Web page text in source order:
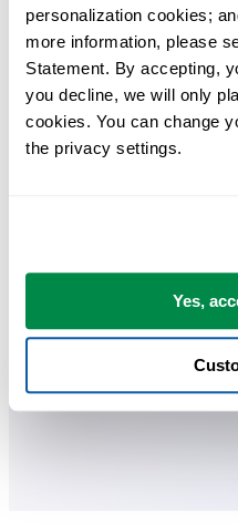
personalization cookies;
more information, please
Statement. By accepting,
you decline, we will only
cookies. You can change
the privacy settings.
Yes,
许多 Excel 用户希望 Excel
节省 Excel 工作时
ASAP Utilities 帮助您节省
作。
大多数用户都会先从几个工
用 ASAP Utilities。
已被超过28,500家组织采用。